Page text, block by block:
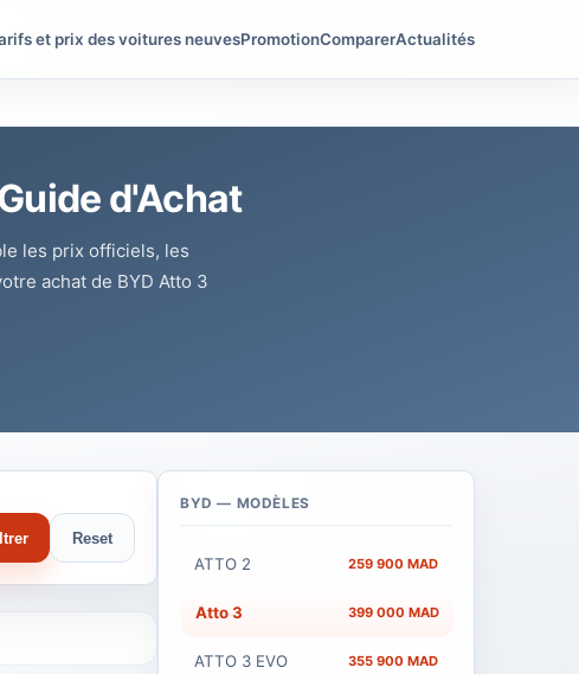
et prix des voitures neuvesPromotionComparerActualités
d'Achat
les prix officiels, les
achat de BYD Atto 3
Reset
BYD — MODÈLES
ATTO 2 259 900 MAD
Atto 3 399 000 MAD
ATTO 3 EVO 355 900 MAD